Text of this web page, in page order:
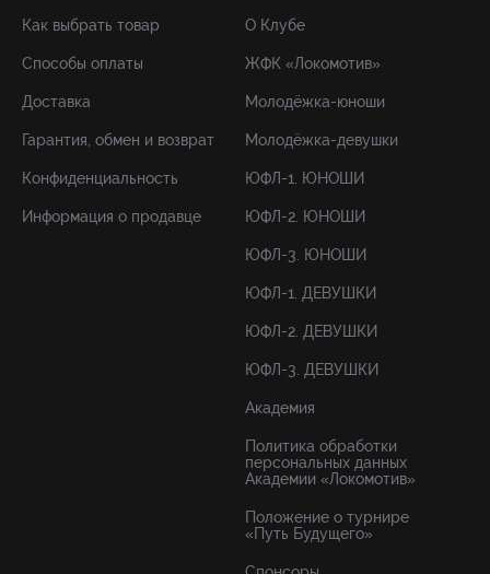
Как выбрать товар
Способы оплаты
Доставка
Гарантия, обмен и возврат
Конфиденциальность
Информация о продавце
О Клубе
ЖФК «Локомотив»
Молодёжка-юноши
Молодёжка-девушки
ЮФЛ-1. ЮНОШИ
ЮФЛ-2. ЮНОШИ
ЮФЛ-3. ЮНОШИ
ЮФЛ-1. ДЕВУШКИ
ЮФЛ-2. ДЕВУШКИ
ЮФЛ-3. ДЕВУШКИ
Академия
Политика обработки
персональных данных
Академии «Локомотив»
Положение о турнире
«Путь Будущего»